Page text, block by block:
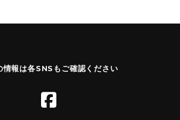
情報は各SNSもご確認ください